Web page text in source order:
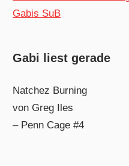
Gabis SuB
Gabi liest gerade
Natchez Burning
von Greg Iles
– Penn Cage #4